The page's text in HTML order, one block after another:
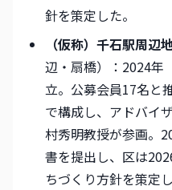
針を策定した。
（仮称）千石駅周辺
辺・扇橋）：2024年
立。公募会員17名と
で構成し、アドバイ
村秀明教授が参画。
書を提出し、区は
ちづくり方針を策定し